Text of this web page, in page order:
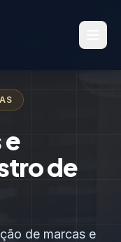
de
de marcas e